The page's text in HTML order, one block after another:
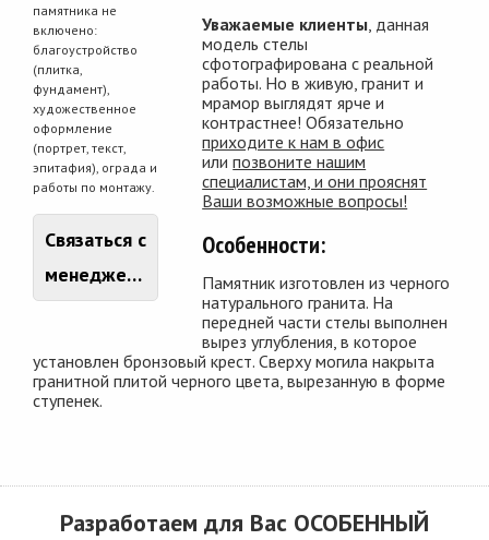
памятника не
включено:
благоустройство
(плитка,
фундамент),
художественное
оформление
(портрет, текст,
эпитафия), ограда и
работы по монтажу.
Связаться с
менеджером
Уважаемые клиенты , данная
модель стелы
сфотографирована с реальной
работы. Но в живую, гранит и
мрамор выглядят ярче и
контрастнее! Обязательно
приходите к нам в офис
илипозвоните нашим
специалистам, и они прояснят
Ваши возможные вопросы!
Особенности:
Памятник изготовлен из черного
натурального гранита. На
передней части стелы выполнен
вырез углубления, в которое
установлен бронзовый крест. Сверху могила накрыта
гранитной плитой черного цвета, вырезанную в форме
ступенек.
Разработаем для Вас ОСОБЕННЫЙ